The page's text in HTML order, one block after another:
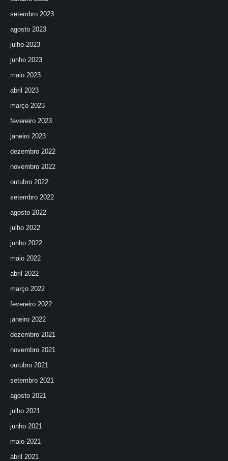
setembro 2023
agosto 2023
julho 2023
junho 2023
maio 2023
abril 2023
março 2023
fevereiro 2023
janeiro 2023
dezembro 2022
novembro 2022
outubro 2022
setembro 2022
agosto 2022
julho 2022
junho 2022
maio 2022
abril 2022
março 2022
fevereiro 2022
janeiro 2022
dezembro 2021
novembro 2021
outubro 2021
setembro 2021
agosto 2021
julho 2021
junho 2021
maio 2021
abril 2021